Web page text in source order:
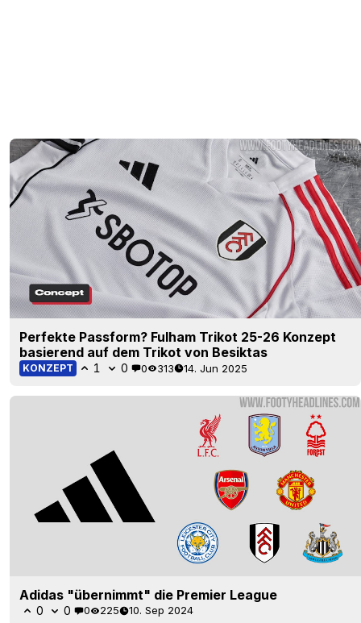
Perfekte Passform? Fulham Trikot 25-26 Konzept
basierend auf dem Trikot von Besiktas
KONZEPT 1 0 0 313 14. Jun 2025
Adidas "übernimmt" die Premier League
0 0 0 225 10. Sep 2024